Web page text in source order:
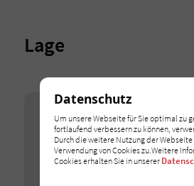
Lage
Google Maps
Wir binden Google-Maps-Karten auf
ein. Erlauben Sie dieses Cookie,
entsperren.
Datenschutz
Um unsere Webseite für Sie optimal zu
fortlaufend verbessern zu können,
Durch die weitere Nutzung der
Verwendung von Cookies zu.Weitere
Cookies erhalten Sie in unserer